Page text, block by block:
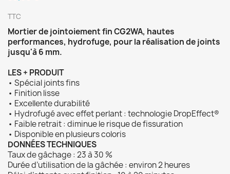
TTC
Mortier de jointoiement fin CG2WA, hautes
performances, hydrofuge, pour la réalisation de joints
jusqu'à 6 mm.
LES + PRODUIT
• Spécial joints fins
• Finition lisse
• Excellente durabilité
• Hydrofugé avec effet perlant : technologie DropEffect®
• Faible retrait : diminue le risque de fissuration
• Disponible en plusieurs coloris
DONNÉES TECHNIQUES
Taux de gâchage : 23 à 30 %
Durée d’utilisation de la gâchée : environ 2 heures